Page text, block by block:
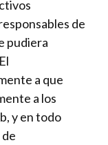
de
pudiera
a que
a los
y en todo